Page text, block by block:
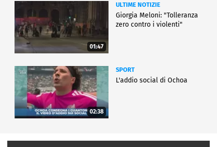
01:47
ULTIME NOTIZIE
Giorgia Meloni: "Tolleranza
zero contro i violenti"
02:38
SPORT
L'addio social di Ochoa